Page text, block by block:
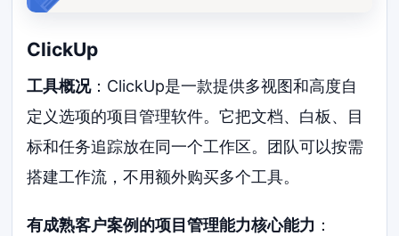
ClickUp
工具概况：ClickUp是一款提供多视图和高度自
定义选项的项目管理软件。它把文档、白板、目
标和任务追踪放在同一个工作区。团队可以按需
搭建工作流，不用额外购买多个工具。
有成熟客户案例的项目管理能力核心能力 ：